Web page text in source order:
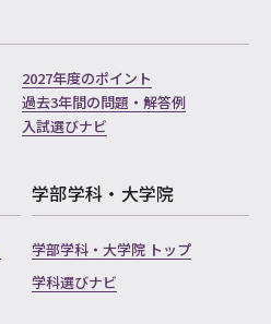
2027年度のポイント
過去3年間の問題・解答例
入試選びナビ
学部学科・大学院
学部学科・大学院 トップ
学科選びナビ